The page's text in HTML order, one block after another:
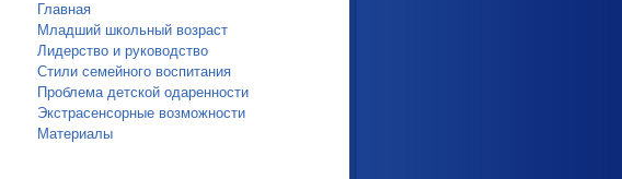
Главная
Младший школьный возраст
Лидерство и руководство
Стили семейного воспитания
Проблема детской одаренности
Экстрасенсорные возможности
Материалы